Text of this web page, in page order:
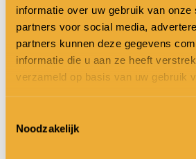
informatie over uw gebruik van onze
partners voor social media,
partners kunnen deze gegevens
informatie die u aan ze heeft
verzameld op basis van uw gebruik
Noodzakelijk
6
Tips
om
ADD kenmerken ADD tips en
6 Tips om te dealen
Dealen met je ADD. Voor